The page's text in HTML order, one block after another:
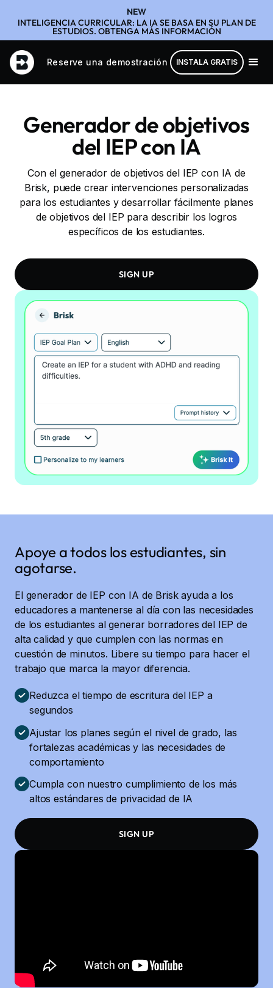
NEW
INTELIGENCIA CURRICULAR: LA IA SE BASA EN SU PLAN DE
ESTUDIOS. OBTENGA MÁS INFORMACIÓN
Reserve una demostración INSTALA GRATIS
Generador de objetivos
del IEP con IA
Con el generador de objetivos del IEP con IA de
Brisk, puede crear intervenciones personalizadas
para los estudiantes y desarrollar fácilmente planes
de objetivos del IEP para describir los logros
específicos de los estudiantes.
SIGN UP
Apoye a todos los estudiantes, sin
agotarse.
El generador de IEP con IA de Brisk ayuda a los
educadores a mantenerse al día con las necesidades
de los estudiantes al generar borradores del IEP de
alta calidad y que cumplen con las normas en
cuestión de minutos. Libere su tiempo para hacer el
trabajo que marca la mayor diferencia.
Reduzca el tiempo de escritura del IEP a
segundos
Ajustar los planes según el nivel de grado, las
fortalezas académicas y las necesidades de
comportamiento
Cumpla con nuestro cumplimiento de los más
altos estándares de privacidad de IA
SIGN UP